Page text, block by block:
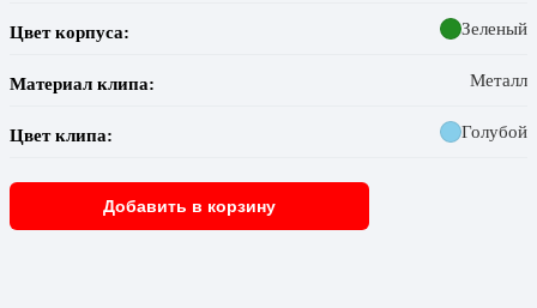
Цвет корпуса: Зеленый
Материал клипа: Металл
Цвет клипа: Голубой
Добавить в корзину